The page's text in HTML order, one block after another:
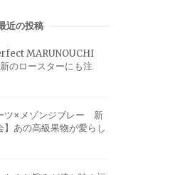
近の投稿
MARUNOUCHI
のロースターにも注
ツ×メゾンジブレー 新
】あの高級果物が愛らし